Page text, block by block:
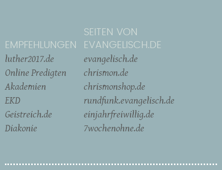
EMPFEHLUNGEN
luther2017.de
Online Predigten
Akademien
EKD
Geistreich.de
Diakonie
SEITEN VON
EVANGELISCH.DE
evangelisch.de
chrismon.de
chrismonshop.de
rundfunk.evangelisch.de
einjahrfreiwillig.de
7wochenohne.de